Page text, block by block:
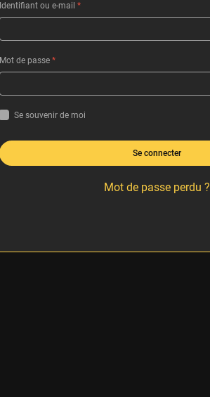
Identifiant ou e-mail *
Mot de passe *
Se souvenir de moi
Se connecter
Mot de passe perdu ?